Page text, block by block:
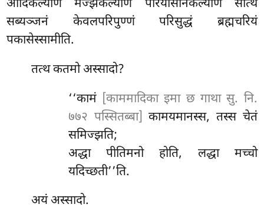
आदिकल्याणं मज्झेकल्याणं परियोसानकल्याणं सात्थं
सब्यञ्जनं केवलपरिपुण्णं परिसुद्धं ब्रह्मचरियं
पकासेस्सामीति.
तत्थकतमो अस्सादो?
‘‘कामं [काममादिका इमा छ गाथा सु. नि.
७७२ पस्सितब्बा] कामयमानस्स, तस्स चेतं
समिज्झति;
अद्धा पीतिमनो होति, लद्धा मच्चो
यदिच्छती’’ति.
अयं अस्सादो.